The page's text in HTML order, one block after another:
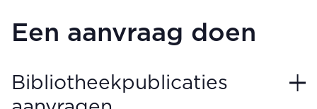
Een aanvraag doen
Bibliotheekpublicaties